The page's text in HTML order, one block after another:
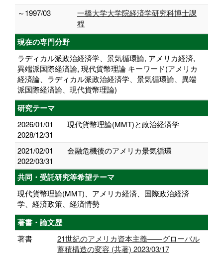
～1997/03
一橋大学大学院経済学研究科博士課
程
現在の専門分野
ラディカル派政治経済学、景気循環論, アメリカ経済,
異端派国際経済論, 現代貨幣理論 キーワード(アメリカ
経済論、ラディカル派政治経済学、景気循環論、異端
派国際経済論、現代貨幣理論)
研究テーマ
2026/01/01
2028/12/31
現代貨幣理論(MMT)と政治経済学
2021/02/01
2022/03/31
金融危機後のアメリカ景気循環
共同・受託研究等希望テーマ
現代貨幣理論(MMT)、アメリカ経済、国際政治経済
学、経済政策、経済情勢
著書・論文歴
著書
21世紀のアメリカ資本主義――グローバル
蓄積構造の変容 (共著) 2023/03/17